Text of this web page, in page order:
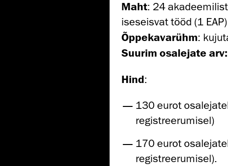
Maht: 24
iseseisvat tööd (1 EAP)
Õppekavarühm:
Suurim osalejate arv:
Hind:
130 eurot
registreerumisel)
170 eurot
registreerumisel).